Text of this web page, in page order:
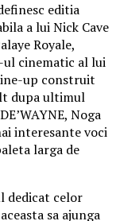
editia
a lui Nick Cave
Royale,
ul cinematic al lui
up construit
dupa ultimul
Noga
interesante voci
larga de
dedicat celor
sa ajunga